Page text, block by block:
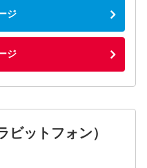
ジ
ジ
ットフォン）